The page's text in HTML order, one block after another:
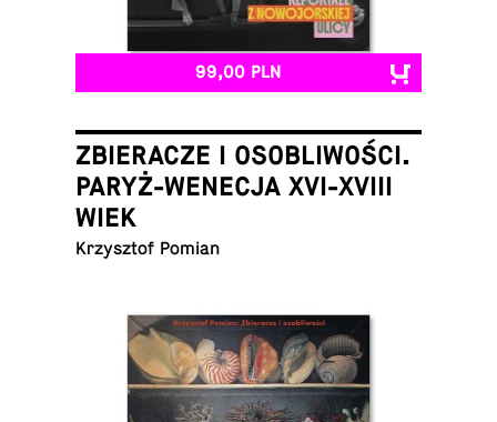
99,00 PLN
ZBIERACZE I OSOBLIWOŚCI.
PARYŻ-WENECJA XVI-XVIII
WIEK
Krzysz­tof Pomian